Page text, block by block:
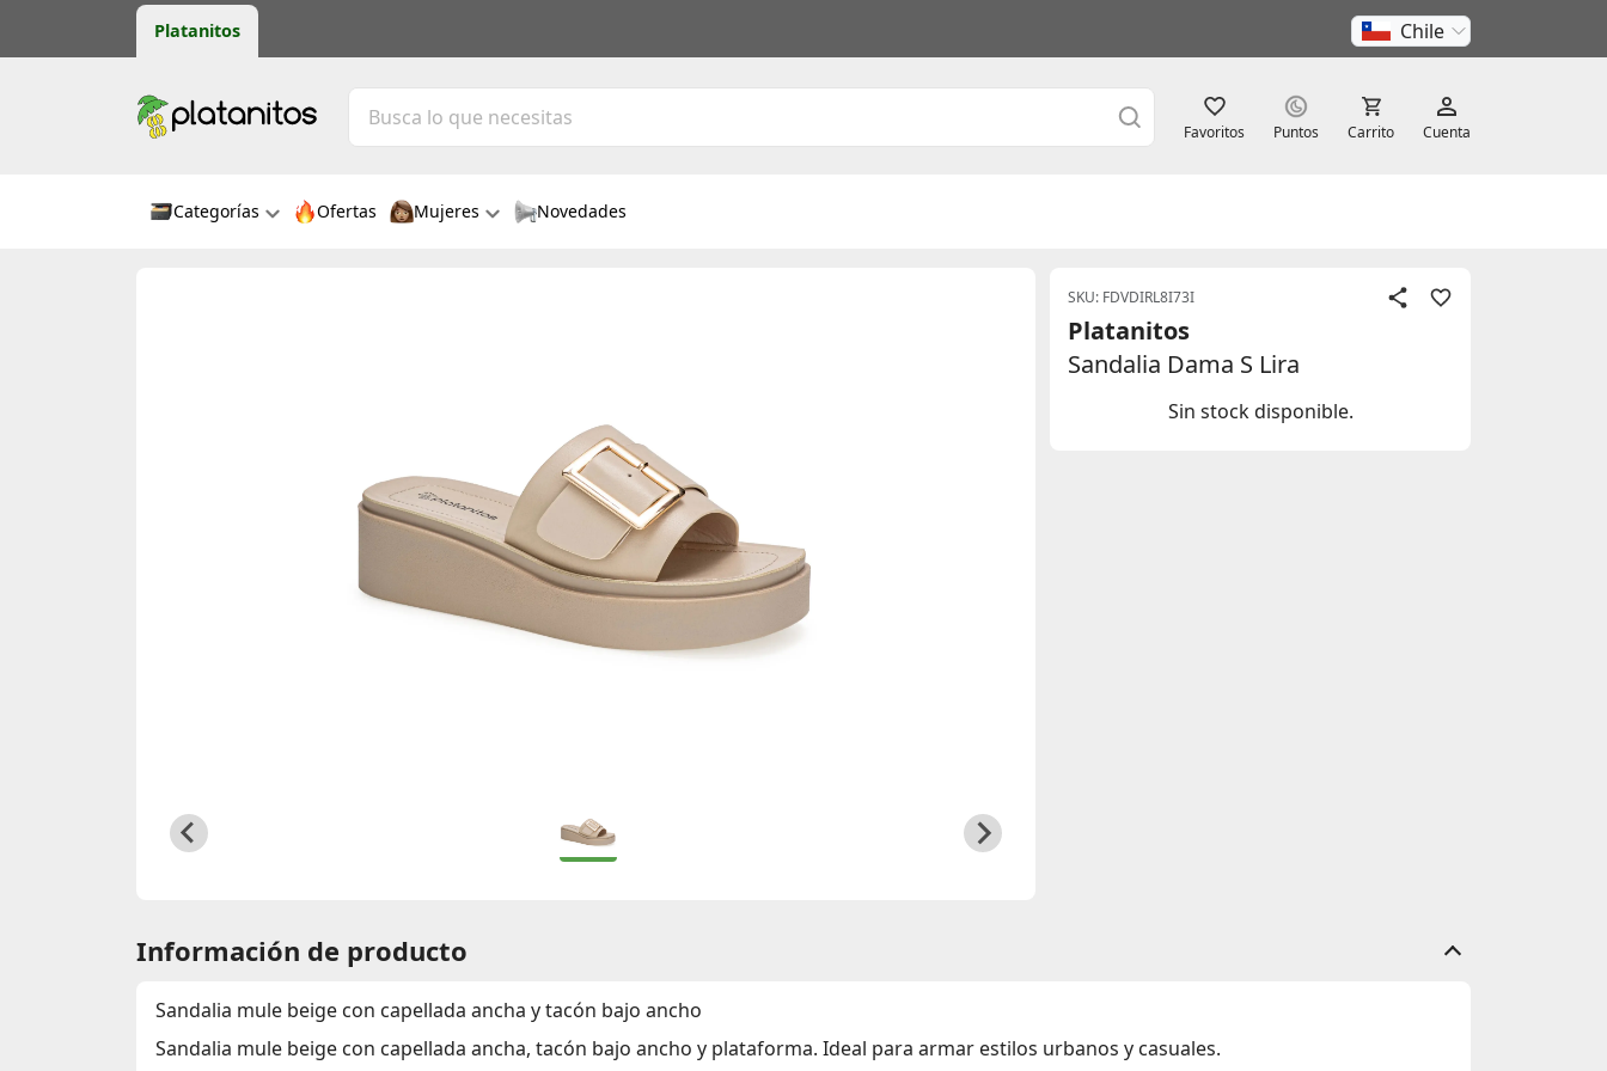
Platanitos Chile
Favoritos Puntos Carrito Cuenta
Categorías Ofertas Mujeres Novedades
SKU: FDVDIRL8I73I
Platanitos
Sandalia Dama S Lira
Sin stock disponible.
Información de producto
Sandalia mule beige con capellada ancha y tacón bajo ancho
Sandalia mule beige con capellada ancha, tacón bajo ancho y plataforma. Ideal para armar estilos urbanos y casuales.